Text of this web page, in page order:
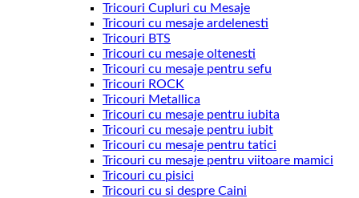
Tricouri Cupluri cu Mesaje
Tricouri cu mesaje ardelenesti
Tricouri BTS
Tricouri cu mesaje oltenesti
Tricouri cu mesaje pentru sefu
Tricouri ROCK
Tricouri Metallica
Tricouri cu mesaje pentru iubita
Tricouri cu mesaje pentru iubit
Tricouri cu mesaje pentru tatici
Tricouri cu mesaje pentru viitoare mamici
Tricouri cu pisici
Tricouri cu si despre Caini